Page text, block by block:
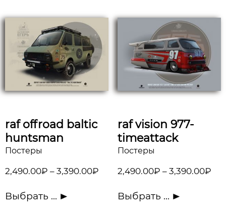
raf offroad baltic
huntsman
Постеры
2,490.00₽ – 3,390.00₽
Выбрать ...
raf vision 977-
timeattack
Постеры
2,490.00₽ – 3,390.00₽
Выбрать ...